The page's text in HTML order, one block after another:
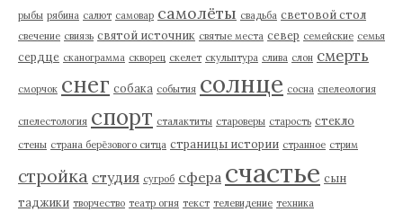
рыбы рябина салют самовар самолёты свадьба световой стол
свечение свиязь святой источник святые места север семейские семья
сердце сканограмма скворец скелет скульптура слива слон смерть
сморчок снег собака события солнце сосна спелеология
спелестология спорт сталактиты староверы старость стекло
стены страна берёзового ситца страницы истории странное стрим
стройка студия сугроб сфера счастье сын
таджики творчество театр огня текст телевидение техника